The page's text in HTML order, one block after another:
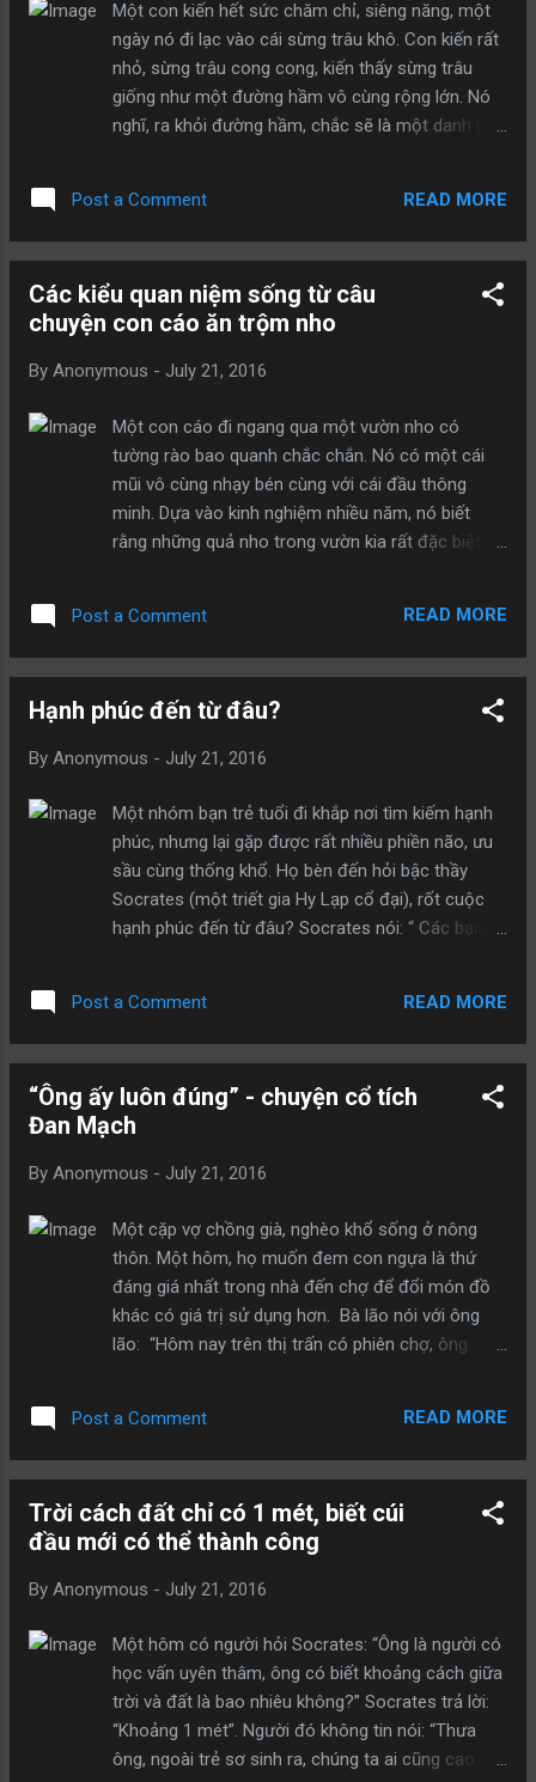
quả là, chỉ trong nửa năm trôi qua, Tùng Lâm đã
bỏ ra một số tiền gấp 20 lần số tiền ban đầu cho
việc uống trà.
Một con kiến hết sức chăm chỉ, siêng năng, một
ngày nó đi lạc vào cái sừng trâu khô. Con kiến rất
nhỏ, sừng trâu cong cong, kiến thấy sừng trâu
giống như một đường hầm vô cùng rộng lớn. Nó
nghĩ, ra khỏi đường hầm, chắc sẽ là một danh lam
thân vào nữa. Vì thế, kiến buộc phải dừng lại, sau
đó suy nghĩ một hồi lâu, nó quyết định quay lại,
ngoài của sừng trâu, kết quả phát hiện còn đường
càng ngày càng rộng, hơn nữa đi ra khỏi sừng
dưới đất cây cối tốt tươi, tựa như từng con sóng
cảm giác mình chính là chú chim non bay lượn
giữa bầu trời tự do, như con cá nhỏ bơi lội thoải
mái nơi biển rộng. Sau đó, kiến gặp người liền nói:
“Lúc gặp trở ngại con người không cách nào vượt
qua, thì đừng ngại hãy đổi phương thức. Đi...
Post a Comment READ MORE
Các kiểu quan niệm sống từ câu
chuyện con cáo ăn trộm nho
By Anonymous - July 21, 2016
Một con cáo đi ngang qua một vườn nho có
tường rào bao quanh chắc chắn. Nó có một cái
mũi vô cùng nhạy bén cùng với cái đầu thông
minh. Dựa vào kinh nghiệm nhiều năm, nó biết
rằng những quả nho trong vườn kia rất đặc biệt,
nếm qua vô số các loại nho ngon, nó thậm chí
còn nói với những người bạn của mình rằng: “ Trên
ăn” . Đối mặt với vườn nho mà nó chưa được
hiếu thắng khiêu khích nó. Nó tự nói với chính
mình: “ Cáo ta đây thật vô cùng đau xót nếu như
không được ăn trái nho kia, cũng giống như chỉ
muốn làm binh sĩ quèn, thật không có tiền đồ gì”.
Thế là, nó quyết định bằng mọi cách phải vào
vườn nho, nếu không nhất định sẽ không đi đâu.
Sau khi đi hai vòng xung quanh vườn, nó phát hiện
nhảy lên được. Vậy là nó ngồi lạ...
Post a Comment READ MORE
Hạnh phúc đến từ đâu?
By Anonymous - July 21, 2016
Một nhóm bạn trẻ tuổi đi khắp nơi tìm kiếm hạnh
phúc, nhưng lại gặp được rất nhiều phiền não, ưu
sầu cùng thống khổ. Họ bèn đến hỏi bậc thầy
Socrates (một triết gia Hy Lạp cổ đại), rốt cuộc
hạnh phúc đến từ đâu? Socrates nói: “ Các bạn
tìm kiếm hạnh phúc qua một bên để tìm kiếm vật
liệu đóng thuyền. Suốt 49 ngày, họ cưa một gốc
chiếc thuyền độc mộc. Thuyền độc mộc được
đưa xuống nước, những người trẻ tuổi kia mời lão
bên cùng ca hát đồng thanh. Socrates nói: “Các
thanh niên, các cậu thấy vui không?” Đám thanh
nhiên nhao nhao trả lời: “Rất vui ạ!” Socrates nói:
“ Niềm vui chính là như vậy đó, nó tự nhiên đến khi
chúng ta bận rộn để thực hiện một mục tiêu rõ
ràng nào đó”. Đúng! Thực ra niềm vui chỉ đơn giản
là như vậy. Quá trình phần đấu v...
Post a Comment READ MORE
“Ông ấy luôn đúng” - chuyện cổ tích
Đan Mạch
By Anonymous - July 21, 2016
Một cặp vợ chồng già, nghèo khổ sống ở nông
thôn. Một hôm, họ muốn đem con ngựa là thứ
đáng giá nhất trong nhà đến chợ để đổi món đồ
khác có giá trị sử dụng hơn. Bà lão nói với ông
lão: “Hôm nay trên thị trấn có phiên chợ, ông
làm luôn đúng”. Nói xong, bà giúp ông chỉnh chu
quần áo, buộc nơ hình con bướm rất đẹp, rồi dịu
mang theo lời nhắc nhở ân cần của vợ mà lên
đường. Đến phiên chợ, đầu tiên ông đổi con ngựa
đó lại đổi con bò cái lấy một con dê, rồi lại đổi
con dê lấy một con ngỗng mập, rồi đổi ngỗng lấy
gà mái, cuối cùng đổi con gà mái lấy một túi táo
lớn đã bắt đầu hư thối. Trong mỗi lần trao đổi,
ông lão luôn nghĩ rằng mình làm đúng theo yêu
cầu của vợ, nhất định sẽ làm cho bà ngạc nhiên.
Khi ông lão mang túi táo hỏng đến một quán rượu
Post a Comment READ MORE
Trời cách đất chỉ có 1 mét, biết cúi
đầu mới có thể thành công
By Anonymous - July 21, 2016
Một hôm có người hỏi Socrates: “Ông là người có
học vấn uyên thâm, ông có biết khoảng cách giữa
trời và đất là bao nhiêu không?” Socrates trả lời:
“Khoảng 1 mét”. Người đó không tin nói: “Thưa
ông, ngoài trẻ sơ sinh ra, chúng ta ai cũng cao